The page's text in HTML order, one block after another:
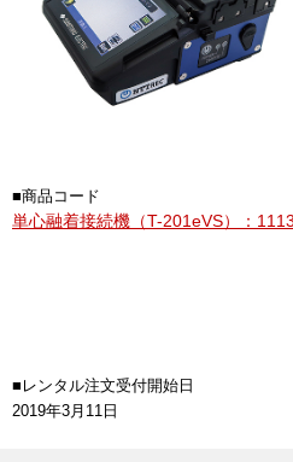
■商品コード
単心融着接続機（T-201eVS）：
■レンタル注文受付開始日
2019年3月11日